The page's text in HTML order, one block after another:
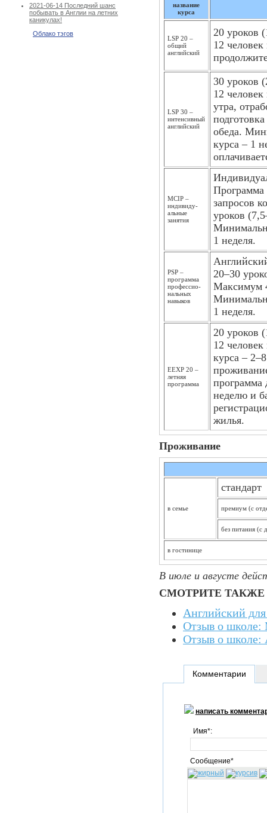
2021-06-14 Последний шанс
побывать в Англии на летних
каникулах!
Облако тэгов
название
курса
LSP 20 –
общий
английский
20 уроков
12
LSP 30 –
интенсивный
английский
30 уроков
12
утра,
обеда.
курса – 1
MCIP –
индивиду­
альные
занятия
Программа
запросов
уроков
1 неделя.
PSP –
программа
профессио­
нальных
навыков
20–30
Максимум
1 неделя.
EEXP 20 –
летняя
программа
20 уроков
12
курса –
программа
неделю и
жилья.
Проживание
в семье
стандарт
премиум (с
без питания (с
в гостинице
В июле и августе
СМОТРИТЕ ТАКЖЕ
Английский
Отзыв о школе:
Отзыв о школе:
Комментарии
написать
Имя*:
Сообщение*